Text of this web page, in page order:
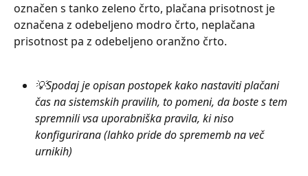
označen s tanko zeleno črto, plačana prisotnost je
označena z odebeljeno modro črto, neplačana
prisotnost pa z odebeljeno oranžno črto.
💡Spodaj je opisan postopek kako nastaviti plačani
čas na sistemskih pravilih, to pomeni, da boste s tem
spremnili vsa uporabniška pravila, ki niso
konfigurirana (lahko pride do sprememb na več
urnikih)